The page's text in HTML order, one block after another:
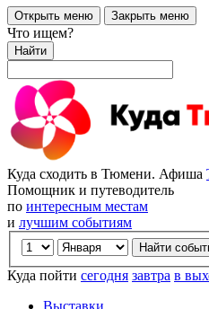
Открыть меню Закрыть меню
Что ищем?
Найти
Куда сходить в Тюмени. Афиша
Помощник и путеводитель
по интересным местам
и лучшим событиям
Куда пойти сегодня завтра в
Выставки